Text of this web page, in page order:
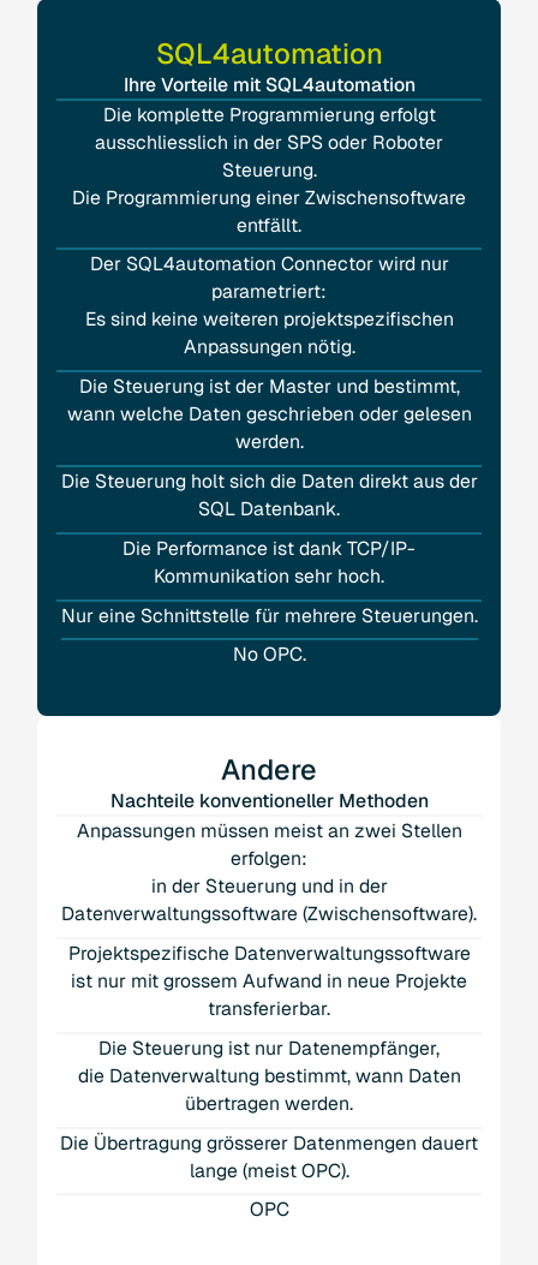
SQL4automation
Ihre Vorteile mit SQL4automation
Die komplette Programmierung erfolgt
ausschliesslich in der SPS oder Roboter
Steuerung.
Die Programmierung einer Zwischensoftware
entfällt.
Der SQL4automation Connector wird nur
parametriert:
Es sind keine weiteren projektspezifischen
Anpassungen nötig.
Die Steuerung ist der Master und bestimmt,
wann welche Daten geschrieben oder gelesen
werden.
Die Steuerung holt sich die Daten direkt aus der
SQL Datenbank.
Die Performance ist dank TCP/IP-
Kommunikation sehr hoch.
Nur eine Schnittstelle für mehrere Steuerungen.
No OPC.
Andere
Nachteile konventioneller Methoden
Anpassungen müssen meist an zwei Stellen
erfolgen:
in der Steuerung und in der
Datenverwaltungssoftware (Zwischensoftware).
Projektspezifische Datenverwaltungssoftware
ist nur mit grossem Aufwand in neue Projekte
transferierbar.
Die Steuerung ist nur Datenempfänger,
die Datenverwaltung bestimmt, wann Daten
übertragen werden.
Die Übertragung grösserer Datenmengen dauert
lange (meist OPC).
OPC